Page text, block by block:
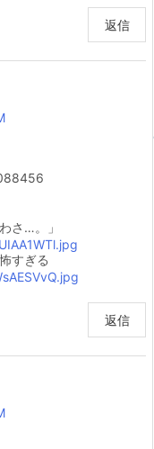
返信
さ…。」
すぎる
返信